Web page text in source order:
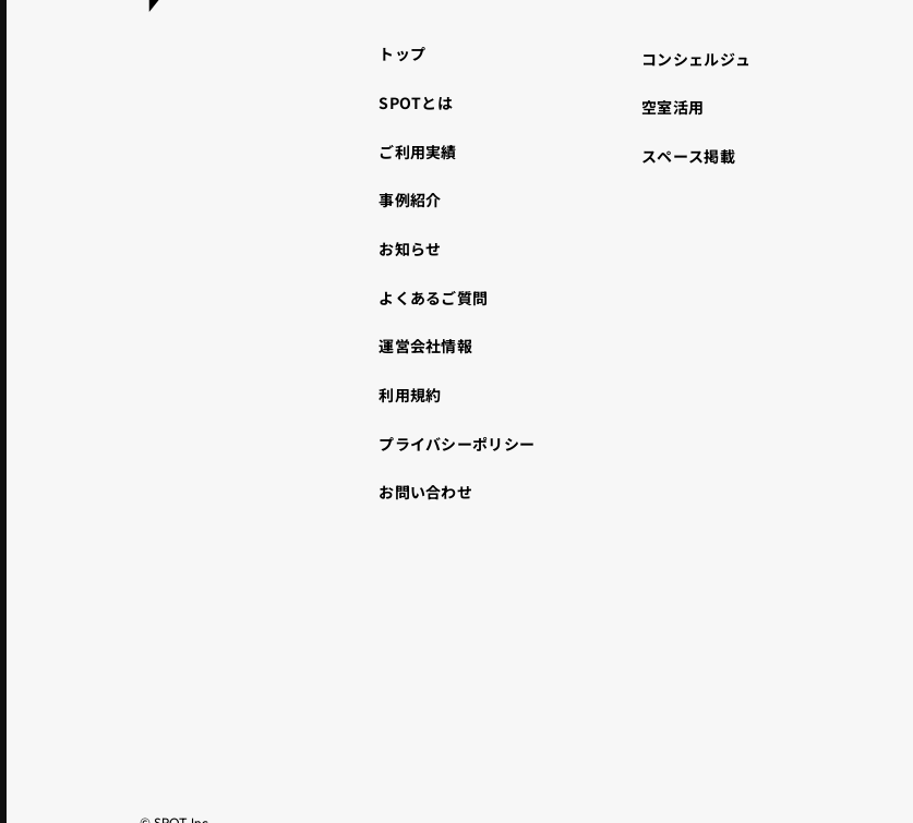
トップ
SPOTとは
ご利用実績
事例紹介
お知らせ
よくあるご質問
運営会社情報
利用規約
プライバシーポリシー
お問い合わせ
コンシェルジュ
空室活用
スペース掲載